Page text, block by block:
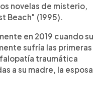
novelas de misterio,
Beach" (1995).
en 2019 cuando su
sufría las primeras
traumática
a su madre, la esposa